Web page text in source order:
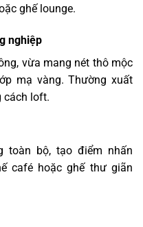
ghế lounge.
nghiệp
vừa mang nét thô mộc
mạ vàng. Thường xuất
cách loft.
toàn bộ, tạo điểm nhấn
café hoặc ghế thư giãn